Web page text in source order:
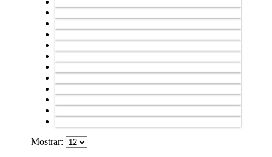
Mostrar: